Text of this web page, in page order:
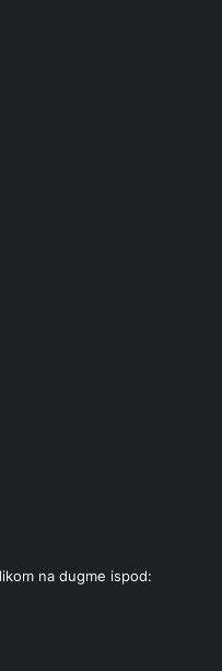
na dugme ispod: